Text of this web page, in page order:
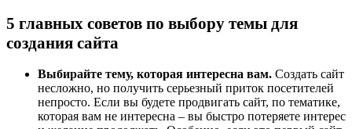
5 главных советов по выбору темы для
создания сайта
Выбирайте тему, которая интересна вам. Создать сайт
несложно, но получить серьезный приток посетителей
непросто. Если вы будете продвигать сайт, по тематике,
которая вам не интересна – вы быстро потеряете интерес